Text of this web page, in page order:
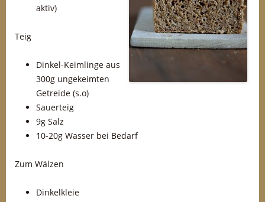
aktiv)
Teig
Dinkel-Keimlinge aus
300g ungekeimten
Getreide (s.o)
Sauerteig
9g Salz
10-20g Wasser bei Bedarf
Zum Wälzen
Dinkelkleie